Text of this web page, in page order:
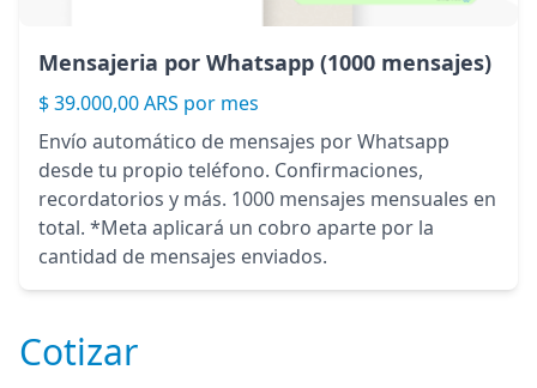
Mensajeria por Whatsapp (1000 mensajes)
$ 39.000,00 ARS por mes
Envío automático de mensajes por Whatsapp
desde tu propio teléfono. Confirmaciones,
recordatorios y más. 1000 mensajes mensuales en
total. *Meta aplicará un cobro aparte por la
cantidad de mensajes enviados.
Cotizar